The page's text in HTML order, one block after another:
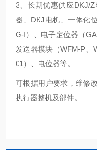
3、长期优惠供应DKJ/
器、DKJ电机、一体化
G-I）、电子定位器（
发送器模块（WFM-P、
01）、电位器等。
可根据用户要求，维修
执行器整机及部件。